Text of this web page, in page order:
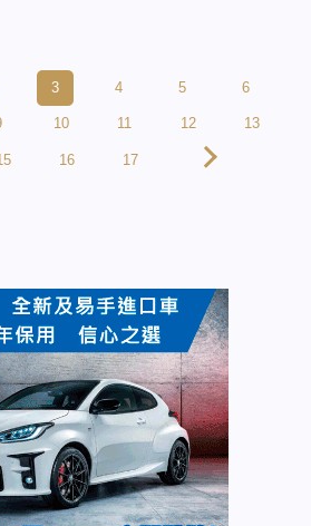
3 4 5 6
10 11 12 13
16 17